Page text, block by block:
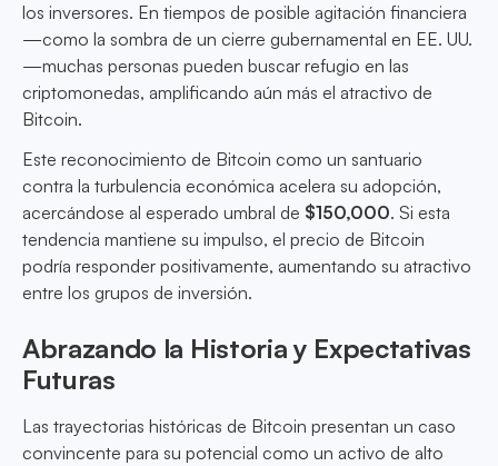
los inversores. En tiempos de posible agitación financiera
—como la sombra de un cierre gubernamental en EE. UU.
—muchas personas pueden buscar refugio en las
criptomonedas, amplificando aún más el atractivo de
Bitcoin.
Este reconocimiento de Bitcoin como un santuario
contra la turbulencia económica acelera su adopción,
acercándose al esperado umbral de $150,000. Si esta
tendencia mantiene su impulso, el precio de Bitcoin
podría responder positivamente, aumentando su atractivo
entre los grupos de inversión.
Abrazando la Historia y Expectativas
Futuras
Las trayectorias históricas de Bitcoin presentan un caso
convincente para su potencial como un activo de alto